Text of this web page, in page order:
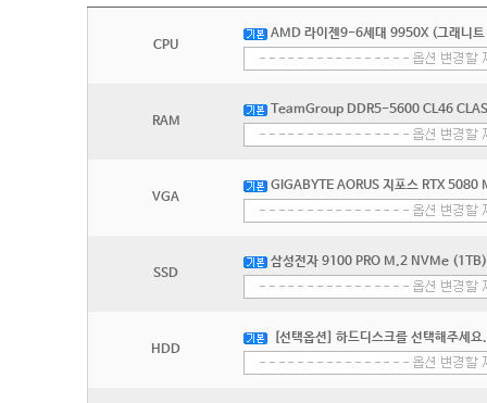
CPU
AMD 라이젠9-6세대 9950X (그래니
RAM
TeamGroup DDR5-5600 CL46
VGA
GIGABYTE AORUS 지포스 RTX 5080
SSD
삼성전자 9100 PRO M.2 NVMe (1TB)
HDD
[선택옵션] 하드디스크를 선택해주세요.